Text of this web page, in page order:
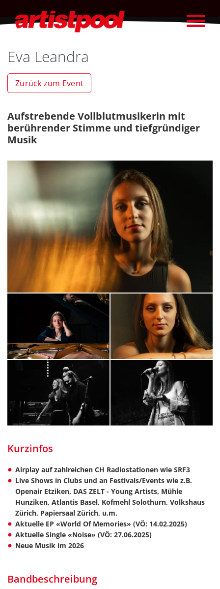
Eva Leandra
Zurück zum Event
Aufstrebende Vollblutmusikerin mit
berührender Stimme und tiefgründiger
Musik
Kurzinfos
Airplay auf zahlreichen CH Radiostationen wie SRF3
Live Shows in Clubs und an Festivals/Events wie z.B.
Openair Etziken, DAS ZELT - Young Artists, Mühle
Hunziken, Atlantis Basel, Kofmehl Solothurn, Volkshaus
Zürich, Papiersaal Zürich, u.m.
Aktuelle EP «World Of Memories» (VÖ: 14.02.2025)
Aktuelle Single «Noise» (VÖ: 27.06.2025)
Neue Musik im 2026
Bandbeschreibung